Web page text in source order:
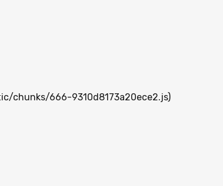
chunks/666-9310d8173a20ece2.js)